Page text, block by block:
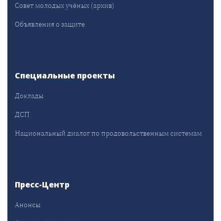
Совет молодых учёных (архив)
Объявления о защите
Специальные проекты
Доклады
ДСП
Национальный диалог по продовольственным системам
Пресс-Центр
Анонсы